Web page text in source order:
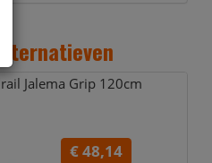
Alternatieven
Jalema Grip 120cm
€ 48,14